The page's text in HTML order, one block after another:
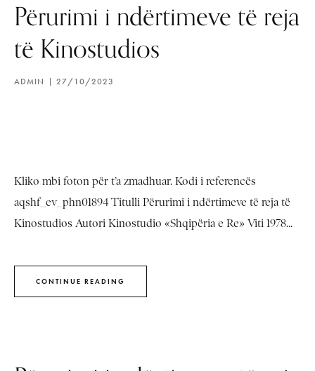
Përurimi i ndërtimeve të reja
të Kinostudios
ADMIN 27/10/2023
Kliko mbi foton për t’a zmadhuar. Kodi i referencës
aqshf_ev_phn01894 Titulli Përurimi i ndërtimeve të reja të
Kinostudios Autori Kinostudio «Shqipëria e Re» Viti 1978...
CONTINUE READING